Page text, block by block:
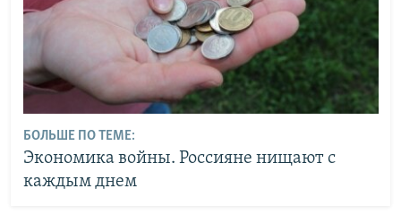
БОЛЬШЕ ПО ТЕМЕ:
Экономика войны. Россияне нищают с
каждым днем